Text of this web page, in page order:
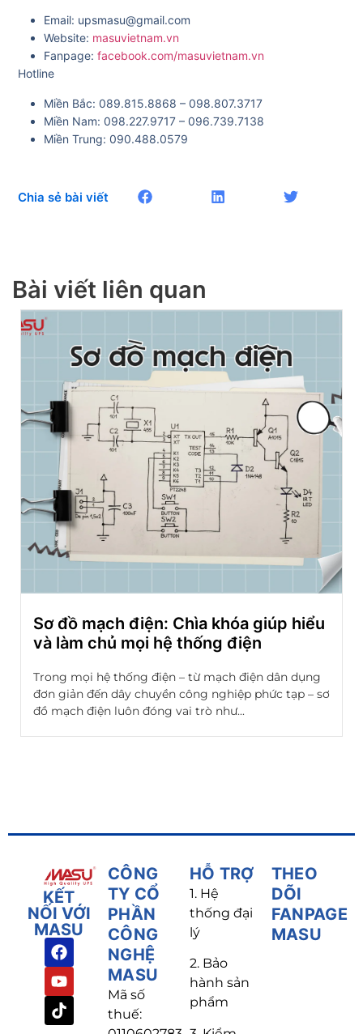
Email: upsmasu@gmail.com
Website: masuvietnam.vn
Fanpage:facebook.com/masuvietnam.vn
Hotline
Miền Bắc: 089.815.8868 – 098.807.3717
Miền Nam: 098.227.9717 – 096.739.7138
Miền Trung: 090.488.0579
Chia sẻ bài viết
Bài viết liên quan
Sơ đồ mạch điện: Chìa khóa giúp hiểu
và làm chủ mọi hệ thống điện
Trong mọi hệ thống điện – từ mạch điện dân dụng
đơn giản đến dây chuyền công nghiệp phức tạp – sơ
đồ mạch điện luôn đóng vai trò như...
KẾT
NỐI VỚI
MASU
CÔNG
TY CỔ
PHẦN
CÔNG
NGHỆ
MASU
Mã số
thuế:
HỖ TRỢ
1. Hệ
thống đại
lý
2. Bảo
hành sản
phẩm
THEO
DÕI
FANPAGE
MASU